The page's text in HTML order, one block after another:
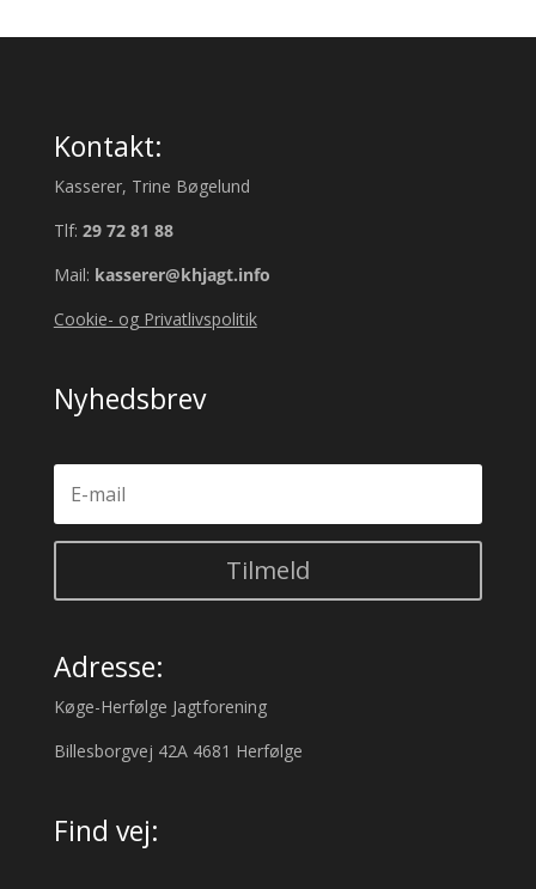
Kontakt:
Kasserer, Trine Bøgelund
Tlf: 29 72 81 88
Mail: kasserer@khjagt.info
Cookie- og Privatlivspolitik
Nyhedsbrev
Tilmeld
Adresse:
Køge-Herfølge Jagtforening
Billesborgvej 42A 4681 Herfølge
Find vej: